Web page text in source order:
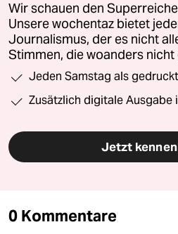
Wir schauen den
Unsere wochentaz bietet
Journalismus, der es nicht
Stimmen, die woanders
Jeden Samstag als
Zusätzlich digitale Ausgabe
Jetzt
0 Kommentare